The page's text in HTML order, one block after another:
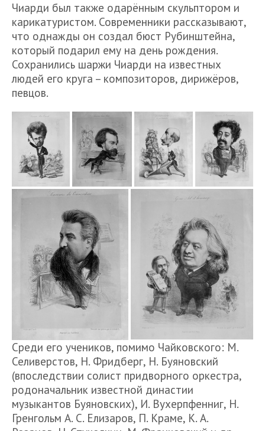
Чиарди был также одарённым скульптором и
карикатуристом. Современники рассказывают,
что однажды он создал бюст Рубинштейна,
который подарил ему на день рождения.
Сохранились шаржи Чиарди на известных
людей его круга – композиторов, дирижёров,
певцов.
Среди его учеников, помимо Чайковского: М.
Селиверстов, Н. Фридберг, Н. Буяновский
(впоследствии солист придворного оркестра,
родоначальник известной династии
музыкантов Буяновских), И. Вухерпфенниг, Н.
Гренгольм А. С. Елизаров, П. Краме, К. А.